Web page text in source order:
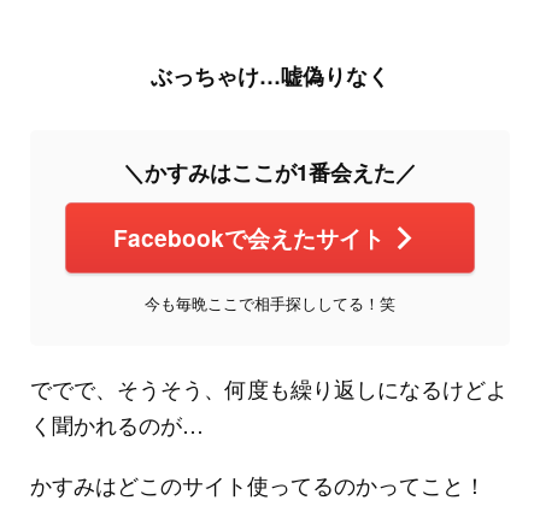
ぶっちゃけ…嘘偽りなく
＼かすみはここが1番会えた／
Facebookで会えたサイト
今も毎晩ここで相手探ししてる！笑
ででで、そうそう、何度も繰り返しになるけどよ
く聞かれるのが…
かすみはどこのサイト使ってるのかってこと！